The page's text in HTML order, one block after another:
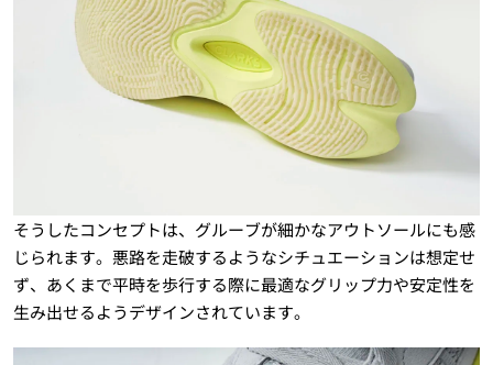
そうしたコンセプトは、グルーブが細かなアウトソールにも感
じられます。悪路を走破するようなシチュエーションは想定せ
ず、あくまで平時を歩行する際に最適なグリップ力や安定性を
生み出せるようデザインされています。